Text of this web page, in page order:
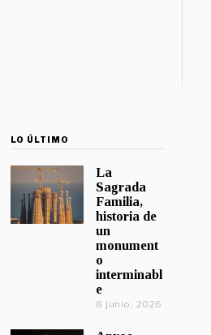
LO ÚLTIMO
La
Sagrada
Familia,
historia de
un
monument
o
interminabl
e
8 junio, 2026